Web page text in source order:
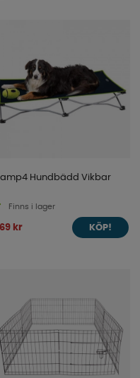
Hundbädd Vikbar
Finns i lager
kr KÖP!